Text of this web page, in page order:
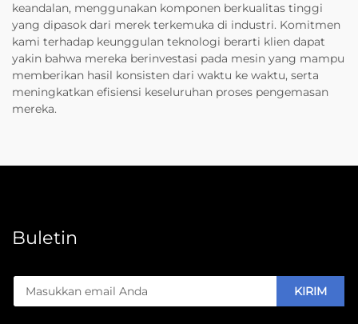
keandalan, menggunakan komponen berkualitas tinggi
yang dipasok dari merek terkemuka di industri. Komitmen
kami terhadap keunggulan teknologi berarti klien dapat
yakin bahwa mereka berinvestasi pada mesin yang mampu
memberikan hasil konsisten dari waktu ke waktu, serta
meningkatkan efisiensi keseluruhan proses pengemasan
mereka.
Buletin
KIRIM